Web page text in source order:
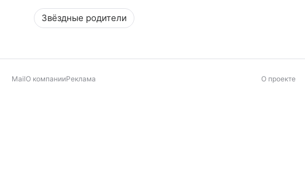
Звёздные родители
MailО компанииРеклама О проекте